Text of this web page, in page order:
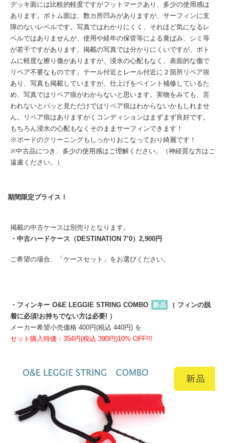
デッキ面には比較的軽度ですがフットマークあり、多少の使用感は
あります。ボトム面は、数カ所凹みがありますが、サーフィンに支
障のないレベルです。写真ではわかりにくく、それほど気になるレ
ベルではありませんが、使用や経年の保管等による黄ばみ、シミ等
が若干ですがあります。掲載の写真では分かりにくいですが、ボト
ムに軽度な擦り傷がありますが、浸水の心配もなく、表面的な傷で
リペア不要なものです。テール付近とレール付近に２箇所リペア痕
あり、写真も掲載していますが、仕上げをペイント補修しているた
め、写真ではリペア痕がわからないと思います。実物をみても、言
われないとパッと見ただけではリペア痕はわからないかもしれませ
ん。リペア痕はありますがくコンディションはまずまず良好です。
もちろん浸水の心配もなくそのままサーフィンできます！
※ボードのクリーニングもしっかりおこなっており綺麗です！
※中古品につき、多少の使用感はご理解ください。（神経質な方はご
遠慮ください。）
期間限定プライス！
掲載の中古ケースは別売りとなります。
・中古ハードケース（DESTINATION 7’0）2,900円
ご希望の場合、「ケースセット」をお選びください。
・フィンキー O&E LEGGIE STRING COMBO 新品
（ フィンの脱
着に必須!お持ちでない方は必要! ）
メーカー希望小売価格 400円(税込 440円) を
セット購入特価：354円(税込 390円)10% OFF!!!